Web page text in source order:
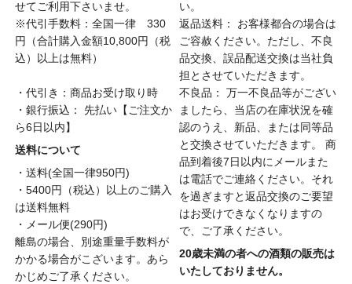
せてご利用下さいませ。
※代引手数料：全国一律 330
円（合計購入金額10,800円（税
込）以上は無料）
・代引き：商品お受け取り時
・銀行振込： 先払い【ご注文か
ら6日以内】
送料について
・送料(全国一律950円)
・5400円（税込）以上のご購入
は送料無料
・メール便(290円)
離島の場合、別途重量手数料が
かかる場合がこざいます。あら
かじめご了承ください。
い。
返品送料： お客様都合の場合は
ご容赦ください。ただし、不良
品交換、誤品配送交換は当社負
担とさせていただきます。
不良品： 万一不良品等がござい
ましたら、当店の在庫状況を確
認のうえ、新品、または同等品
と交換させていただきます。 商
品到着後7日以内にメールまた
は電話でご連絡ください。それ
を過ぎますと返品交換のご要望
はお受けできなくなりますの
で、ご了承ください。
20歳未満の者への酒類の販売は
いたしておりません。